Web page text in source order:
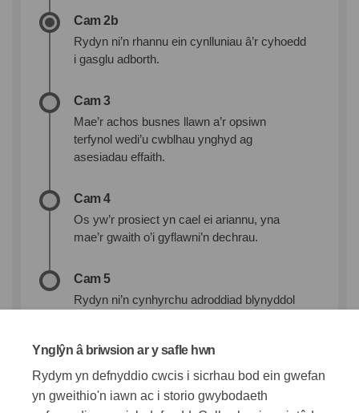
Ynglŷn â briwsion ar y safle hwn
Rydym yn defnyddio cwcis i sicrhau bod ein gwefan
yn gweithio'n iawn ac i storio gwybodaeth
Cam 2b
Rydyn ni’n rhannu ein cynlluniau â’r cyhoedd
i gasglu adborth.
Cam 3
Mae’r achos busnes llawn a’r opsiwn
terfynol wedi’u cwblhau ynghyd ag
asesiadau effaith.
Cam 4
Os yw’r prosiect yn cael ei ariannu, yna
mae’r gwaith o’i gyflawni’n dechrau.
Cam 5
Rydyn ni’n cynhyrchu adroddiad blynyddol
y disgwylid iddo berfformio yn yr achos
busnes.